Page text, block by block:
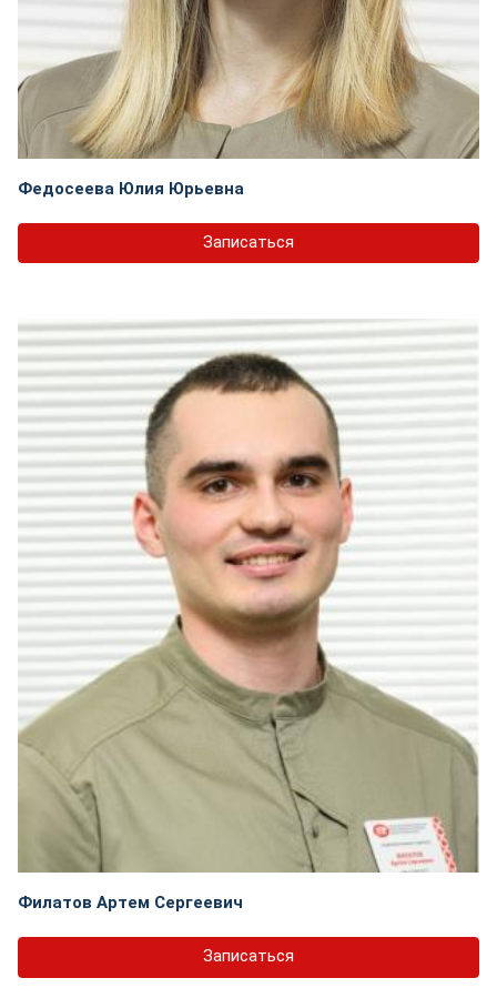
Федосеева Юлия Юрьевна
Записаться
Филатов Артем Сергеевич
Записаться